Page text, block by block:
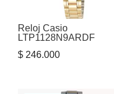
Reloj Casio
LTP1128N9ARDF
$ 246.000